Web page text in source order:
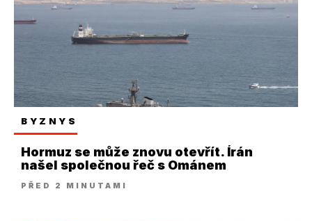
BYZNYS
Hormuz se může znovu otevřít. Írán
našel společnou řeč s Ománem
PŘED 2 MINUTAMI